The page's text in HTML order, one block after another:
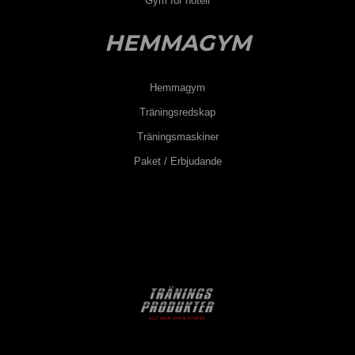
ger ett lättförståelig och samtidigt en träningskontroll av
maximala hjärtfrekvens i förväg, för att
träningsintensiteten ska kunna visas under träningens
Vad du vill uppnå med din träning är direkt avgörande för
hur du ska träna och vilka övningar som passar dig bäst.
HEMMAGYM
Hemmagym
Träningsredskap
Träningsmaskiner
Paket / Erbjudande